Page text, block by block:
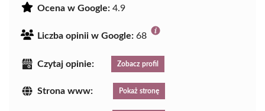
Ocena w Google: 4.9
Liczba opinii w Google: 68
Czytaj opinie: Zobacz profil
Strona www: Pokaż stronę